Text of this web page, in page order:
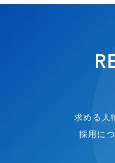
求める人
採用に